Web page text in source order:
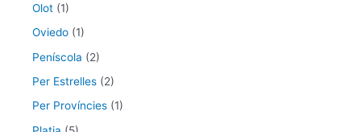
Olot (1)
Oviedo (1)
Peníscola (2)
Per Estrelles (2)
Per Províncies (1)